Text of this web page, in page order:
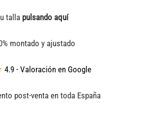
talla pulsando aquí
montado y ajustado
4.9 - Valoración en Google
post-venta en toda España